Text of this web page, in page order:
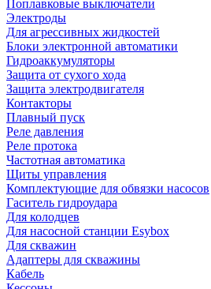
Поплавковые выключатели
Электроды
Для агрессивных жидкостей
Блоки электронной автоматики
Гидроаккумуляторы
Защита от сухого хода
Защита электродвигателя
Контакторы
Плавный пуск
Реле давления
Реле протока
Частотная автоматика
Щиты управления
Комплектующие для обвязки насосов
Гаситель гидроудара
Для колодцев
Для насосной станции Esybox
Для скважин
Адаптеры для скважины
Кабель